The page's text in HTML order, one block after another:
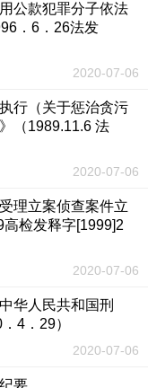
公款犯罪分子依法
．6．26法发
2020-07-06
行（关于惩治贪污
（1989.11.6 法
2020-07-06
理立案侦查案件立
检发释字[1999]2
2020-07-06
华人民共和国刑
4．29）
2020-07-06
要